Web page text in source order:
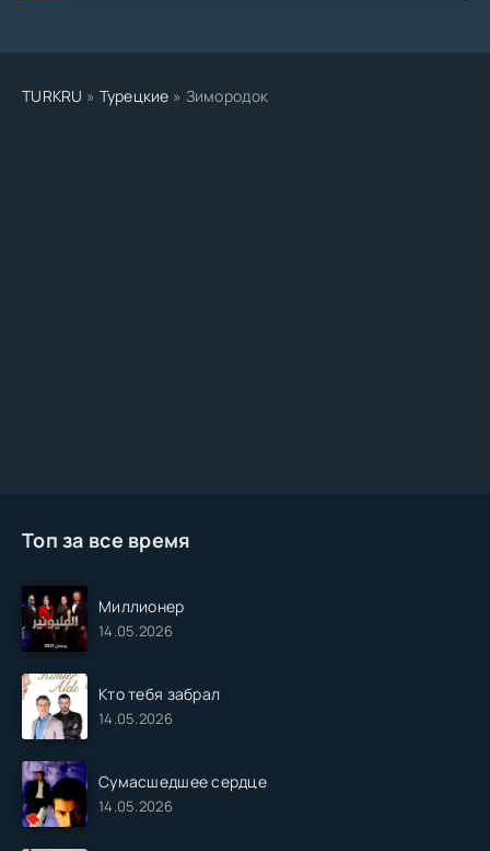
Топ за все время
Миллионер
14.05.2026
Кто тебя забрал
14.05.2026
Сумасшедшее сердце
14.05.2026
TURKRU » Турецкие » Зимородок